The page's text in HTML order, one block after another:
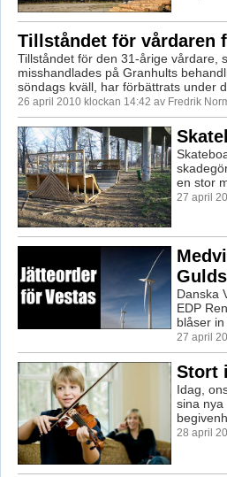
Tillståndet för vårdaren
Tillståndet för den 31-årige vårdare,
misshandlades på Granhults
söndags kväll, har förbättrats under
26 april 2010 klockan 14:42 av Fredrik
en stor
27 april
Danska
EDP
blåser
27 april
Stort
Idag,
sina nya
28 april